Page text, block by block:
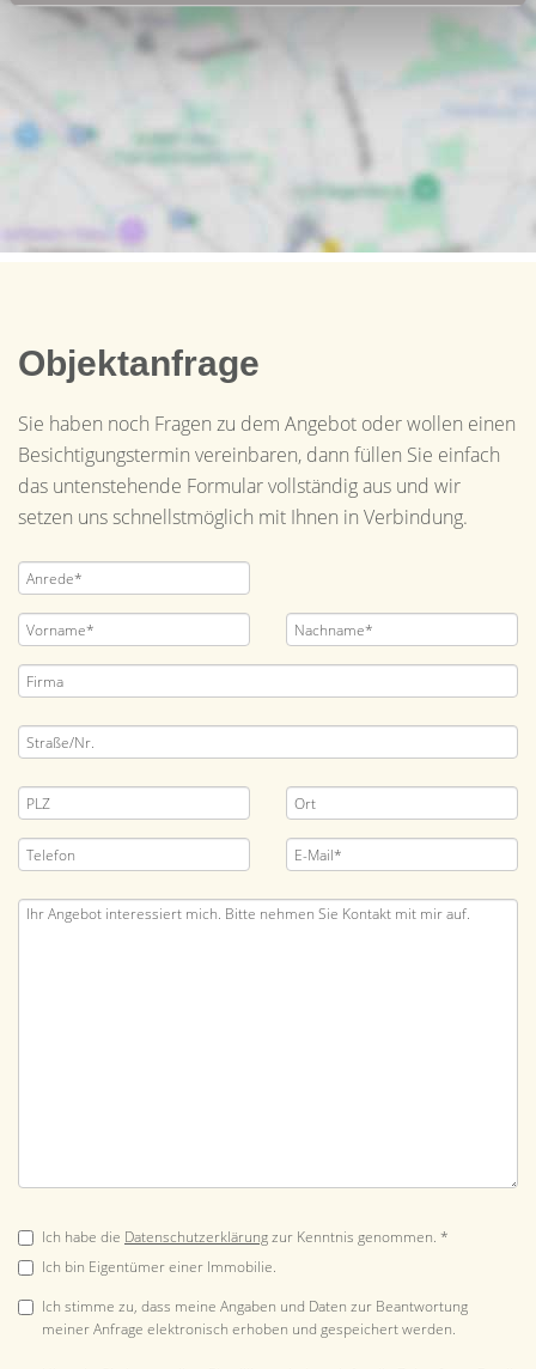
Objektanfrage
Sie haben noch Fragen zu dem Angebot oder wollen einen
Besichtigungstermin vereinbaren, dann füllen Sie einfach
das untenstehende Formular vollständig aus und wir
setzen uns schnellstmöglich mit Ihnen in Verbindung.
Ich habe die Datenschutzerklärungzur Kenntnis genommen. *
Ich bin Eigentümer einer Immobilie.
Ich stimme zu, dass meine Angaben und Daten zur Beantwortung
meiner Anfrage elektronisch erhoben und gespeichert werden.